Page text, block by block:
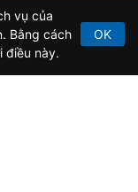
BTTTT do Bộ
vụ của
Bằng cách
điều này.
OK